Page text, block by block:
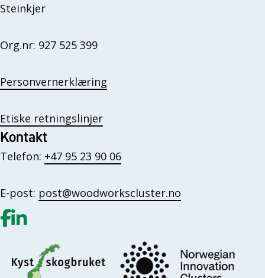
Steinkjer
Org.nr: 927 525 399
Personvernerklæring
Etiske retningslinjer
Kontakt
Telefon: +47 95 23 90 06
E-post: post@woodworkscluster.no
Gå til vår Facebook
Gå til vår LinkedIn